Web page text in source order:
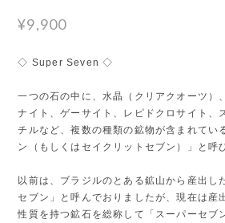
¥9,900
◇ Super Seven ◇
一つの石の中に、水晶（クリアクオーツ）
ナイト、ゲーサイト、レピドクロサイト、
チルなど、複数の種類の鉱物が含まれてい
ン（もしくはセイクリットセブン）」と呼
以前は、ブラジルのとある鉱山から産出し
セブン」と呼んでおりましたが、現在は産
性質を持つ鉱石を総称して「スーパーセブ